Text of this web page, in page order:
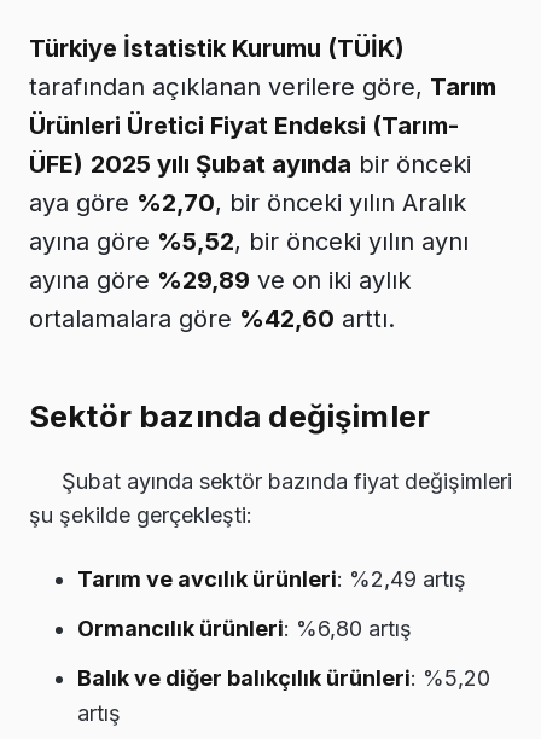
Türkiye İstatistik Kurumu (TÜİK)
tarafından açıklanan verilere göre, Tarım
Ürünleri Üretici Fiyat Endeksi (Tarım-
ÜFE) 2025 yılı Şubat ayında bir önceki
aya göre %2,70, bir önceki yılın Aralık
ayına göre %5,52, bir önceki yılın aynı
ayına göre %29,89 ve on iki aylık
ortalamalara göre %42,60 arttı.
Sektör bazında değişimler
Şubat ayında sektör bazında fiyat değişimleri
şu şekilde gerçekleşti:
Tarım ve avcılık ürünleri: %2,49 artış
Ormancılık ürünleri: %6,80 artış
Balık ve diğer balıkçılık ürünleri: %5,20
artış